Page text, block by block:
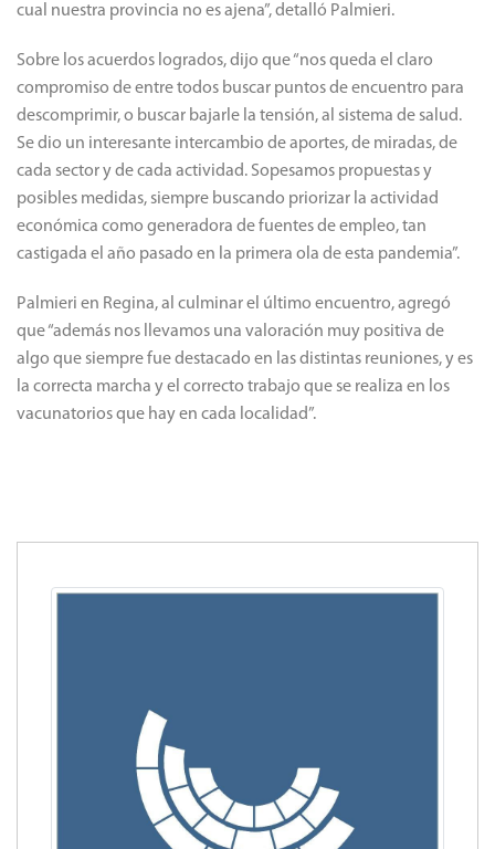
cual nuestra provincia no es ajena”, detalló Palmieri.
Sobre los acuerdos logrados, dijo que “nos queda el claro
compromiso de entre todos buscar puntos de encuentro para
descomprimir, o buscar bajarle la tensión, al sistema de salud.
Se dio un interesante intercambio de aportes, de miradas, de
cada sector y de cada actividad. Sopesamos propuestas y
posibles medidas, siempre buscando priorizar la actividad
económica como generadora de fuentes de empleo, tan
castigada el año pasado en la primera ola de esta pandemia”.
Palmieri en Regina, al culminar el último encuentro, agregó
que “además nos llevamos una valoración muy positiva de
algo que siempre fue destacado en las distintas reuniones, y es
la correcta marcha y el correcto trabajo que se realiza en los
vacunatorios que hay en cada localidad”.